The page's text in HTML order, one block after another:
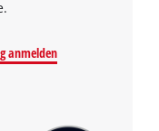
anmelden